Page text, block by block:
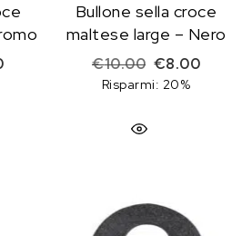
originale era: €10.00.
Il prezzo attuale è: €8.00.
Bullone sella croce
maltese large – Nero
€10.00 Il prezzo
€8.00Il
Risparmi: 20%